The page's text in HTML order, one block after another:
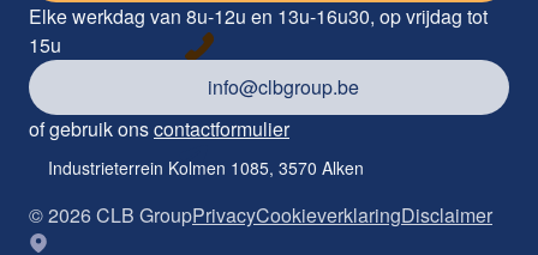
Elke werkdag van 8u-12u en 13u-16u30, op vrijdag tot
15u
info@clbgroup.be
of gebruik onscontactformulier
Industrieterrein Kolmen 1085, 3570 Alken
©2026CLB GroupPrivacyCookieverklaringDisclaimer